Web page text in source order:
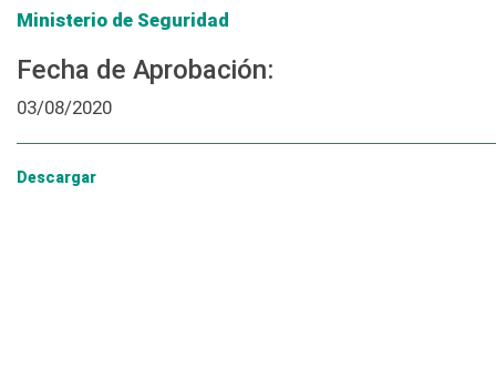
Ministerio de Seguridad
Fecha de Aprobación:
03/08/2020
Descargar